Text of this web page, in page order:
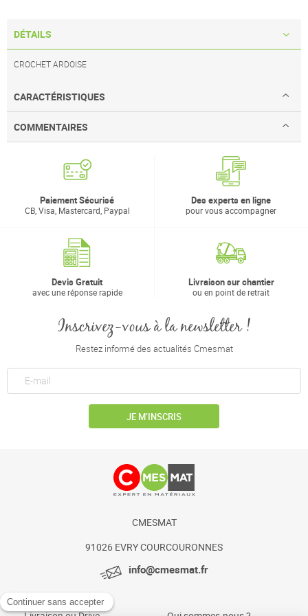
DÉTAILS
CROCHET ARDOISE
CARACTÉRISTIQUES
COMMENTAIRES
Paiement Sécurisé
CB, Visa, Mastercard, Paypal
Des experts en ligne
pour vous accompagner
Devis Gratuit
avec une réponse rapide
Livraison sur chantier
ou en point de retrait
Inscrivez-vous à la newsletter !
Restez informé des actualités Cmesmat
JE M’INSCRIS
CMESMAT
91026 EVRY COURCOURONNES
info@cmesmat.fr